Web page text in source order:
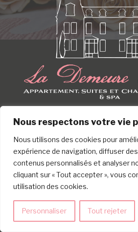
Nous respectons votre vie
Nous utilisons des cookies pour
expérience de navigation, diffuser
contenus personnalisés et analyser
cliquant sur « Tout accepter », vous
utilisation des cookies.
Personnaliser Tout rejeter
La Demeure
d'Élodie
71-73 Avenue de Champagne -
51200 Épernay
+33 (0)3 53 63 10 10
Bienvenue
L'histoire de la
Demeure
Nos logements
Massages et espace
bien-être
Réservez